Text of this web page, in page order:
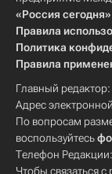
«Россия сегодня»
Правила
Политика
Правила
Главный редактор:
Адрес
По вопросам
воспользуйтесь
Телефон Редакции:
Чтобы связаться